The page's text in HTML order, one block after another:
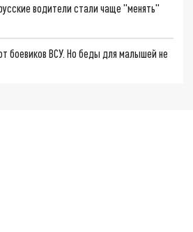
водители стали чаще "менять"
боевиков ВСУ. Но беды для малышей не